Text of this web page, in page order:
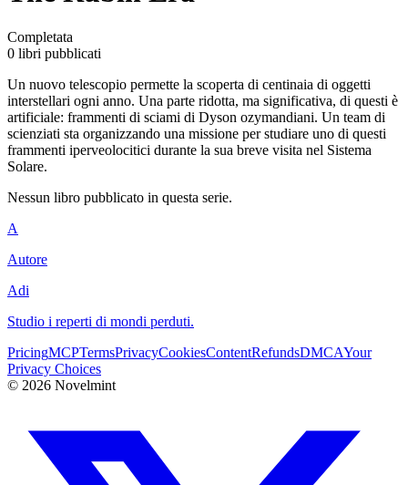
Completata
0 libri pubblicati
Un nuovo telescopio permette la scoperta di centinaia di oggetti
interstellari ogni anno. Una parte ridotta, ma significativa, di questi è
artificiale: frammenti di sciami di Dyson ozymandiani. Un team di
scienziati sta organizzando una missione per studiare uno di questi
frammenti iperveolocitici durante la sua breve visita nel Sistema
Solare.
Nessun libro pubblicato in questa serie.
A
Autore
Adi
Studio i reperti di mondi perduti.
PricingMCPTermsPrivacyCookiesContentRefundsDMCAYour
Privacy Choices
© 2026 Novelmint